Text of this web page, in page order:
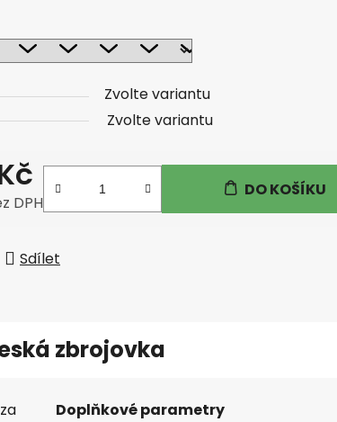
Zvolte variantu
Zvolte variantu
DPH
DO KOŠÍKU
Sdílet
zbrojovka
Doplňkové parametry